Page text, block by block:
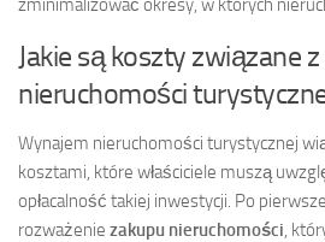
zminimalizować okresy, w których
Jakie są koszty związane
nieruchomości
Wynajem nieruchomości turystycznej
kosztami, które właściciele muszą
opłacalność takiej inwestycji. Po
rozważenie zakupu nieruchomości,